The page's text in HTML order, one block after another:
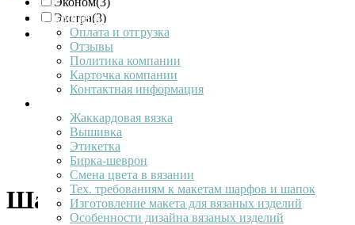
О компании
Оплата и отгрузка
Отзывы
Политика компании
Карточка компании
Контактная информация
Жаккардовая вязка
Вышивка
Этикетка
Бирка-шеврон
Смена цвета в вязании
Тех. требованиям к макетам шарфов и шапок
Изготовление макета для вязаных изделий
Особенности дизайна вязаных изделий
Экстра(3)
Элит(15)
Шапка Man Sunrise